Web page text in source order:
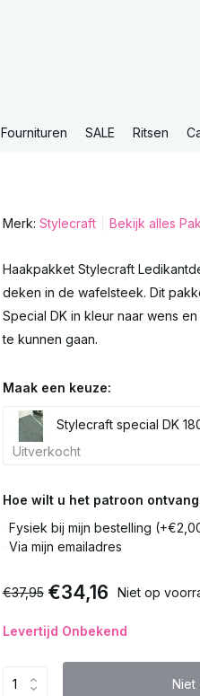
Fournituren SALE Ritsen
Merk: Stylecraft Bekijk alles
Haakpakket Stylecraft
deken in de wafelsteek. Dit
Special DK in kleur naar wens
te kunnen gaan.
Maak een keuze:
Stylecraft special DK
Uitverkocht
Hoe wilt u het patroon
Fysiek bij mijn bestelling
Via mijn emailadres
€37,95 €34,16 Niet op
Levertijd Onbekend
Niet